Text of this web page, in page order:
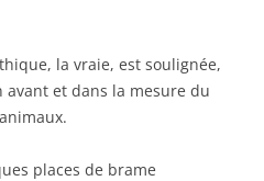
la vraie, est soulignée,
avant et dans la mesure du
places de brame